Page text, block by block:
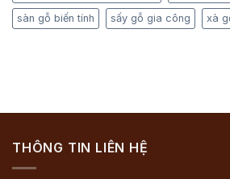
sàn gỗ biến tính sấy gỗ gia công xà
THÔNG TIN LIÊN HỆ